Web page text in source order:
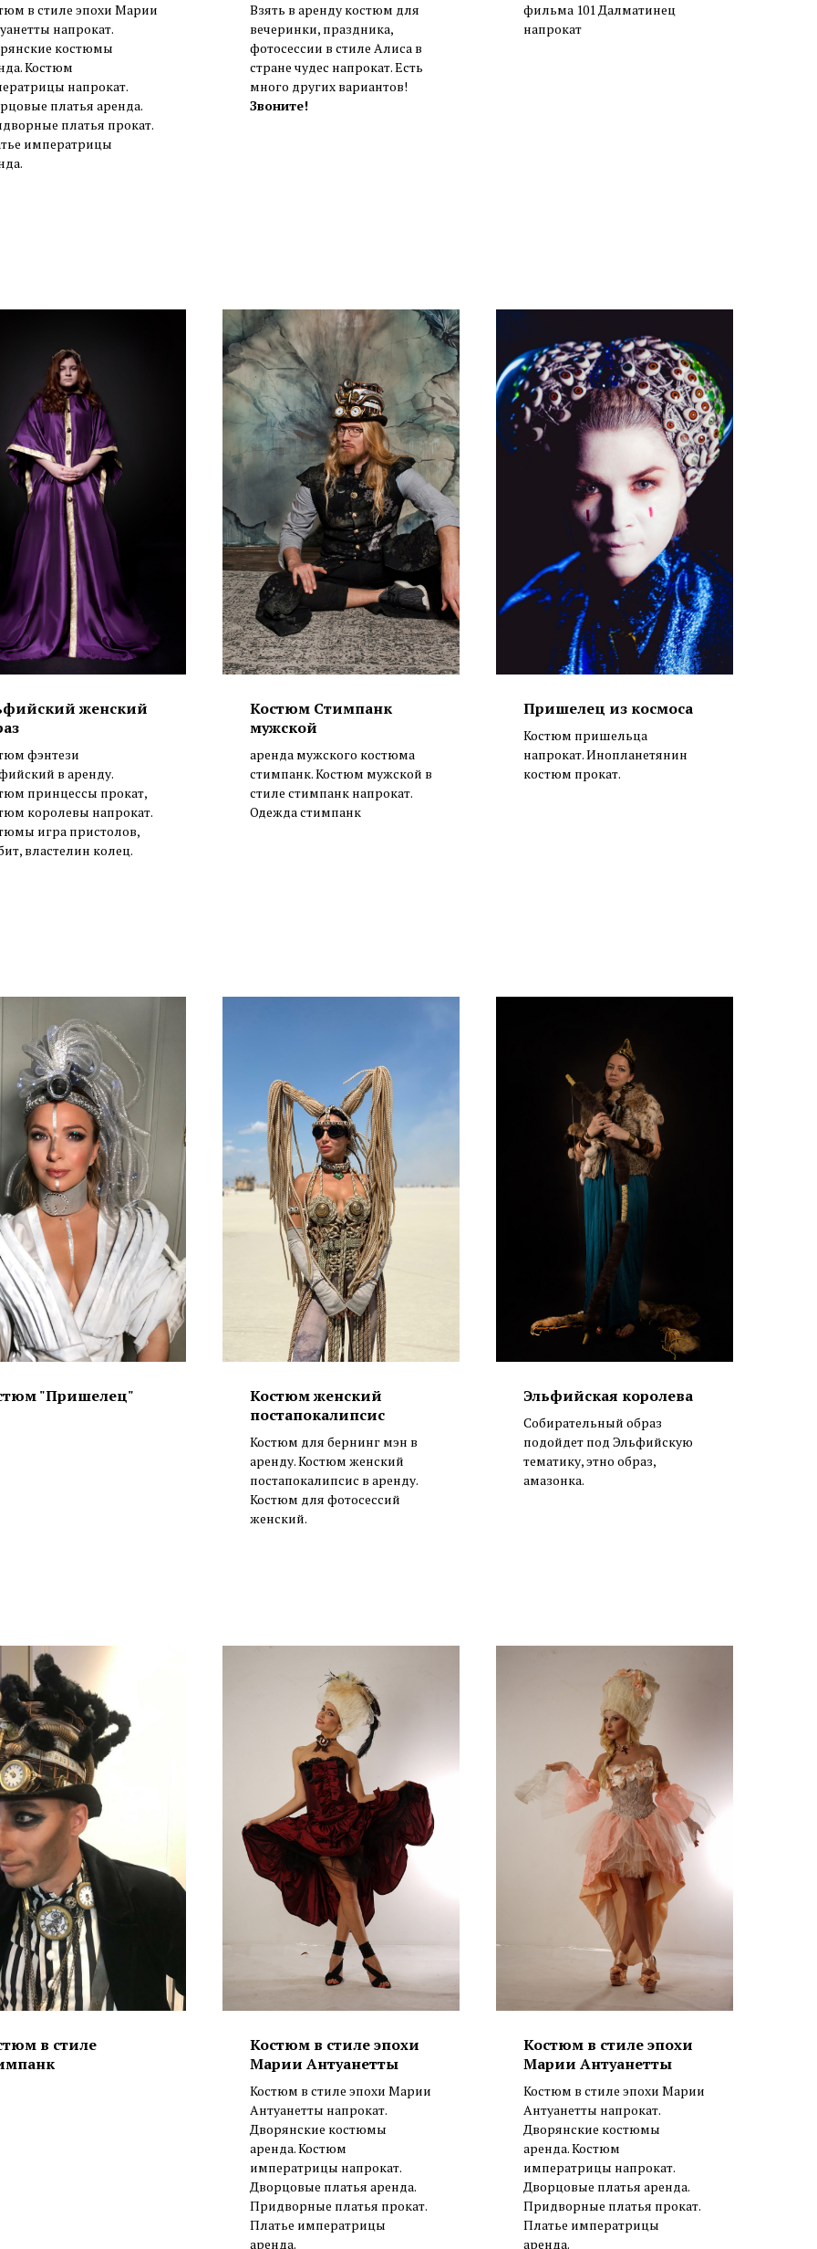
в стиле эпохи Марии
напрокат.
костюмы
Костюм
напрокат.
платья аренда.
платья прокат.
императрицы
Взять в аренду костюм для
вечеринки, праздника,
фотосессии в стиле Алиса в
стране чудес напрокат. Есть
много других вариантов!
Звоните!
фильма 101 Далматинец
напрокат
женский
фэнтези
в аренду.
принцессы прокат,
королевы напрокат.
игра пристолов,
властелин колец.
Костюм Стимпанк
мужской
аренда мужского костюма
стимпанк. Костюм мужской в
стиле стимпанк напрокат.
Одежда стимпанк
Пришелец из космоса
Костюм пришельца
напрокат. Инопланетянин
костюм прокат.
"Пришелец"
Костюм женский
постапокалипсис
Костюм для бернинг мэн в
аренду. Костюм женский
постапокалипсис в аренду.
Костюм для фотосессий
женский.
Эльфийская королева
Собирательный образ
подойдет под Эльфийскую
тематику, этно образ,
амазонка.
в стиле
Костюм в стиле эпохи
Марии Антуанетты
Костюм в стиле эпохи Марии
Антуанетты напрокат.
Дворянские костюмы
аренда. Костюм
императрицы напрокат.
Дворцовые платья аренда.
Придворные платья прокат.
Платье императрицы
аренда.
Костюм в стиле эпохи
Марии Антуанетты
Костюм в стиле эпохи Марии
Антуанетты напрокат.
Дворянские костюмы
аренда. Костюм
императрицы напрокат.
Дворцовые платья аренда.
Придворные платья прокат.
Платье императрицы
аренда.